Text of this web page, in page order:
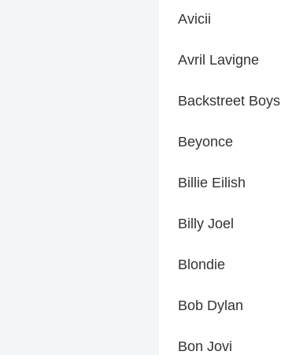
Avicii
Avril Lavigne
Backstreet Boys
Beyonce
Billie Eilish
Billy Joel
Blondie
Bob Dylan
Bon Jovi